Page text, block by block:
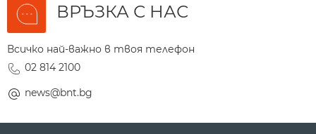
ВРЪЗКА С НАС
Всичко най-важно в твоя телефон
02 814 2100
news@bnt.bg